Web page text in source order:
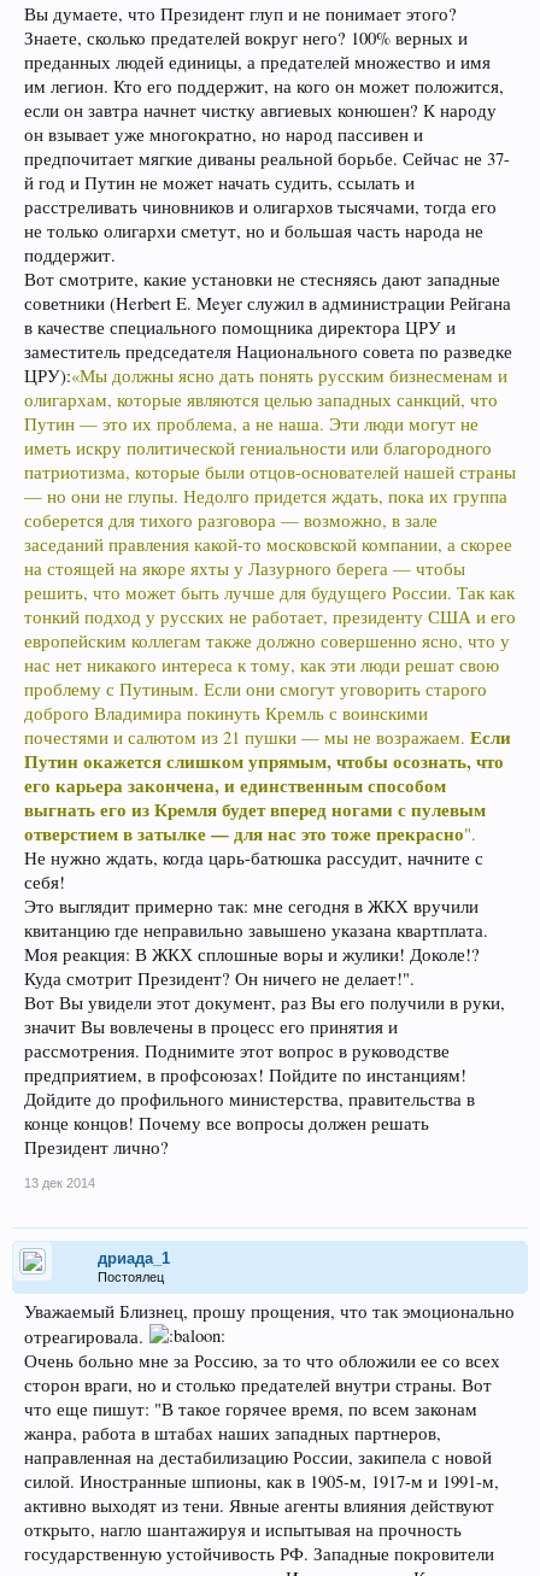
Вы думаете, что Президент глуп и не понимает этого?
Знаете, сколько предателей вокруг него? 100% верных и
преданных людей единицы, а предателей множество и имя
им легион. Кто его поддержит, на кого он может положится,
если он завтра начнет чистку авгиевых конюшен? К народу
он взывает уже многократно, но народ пассивен и
предпочитает мягкие диваны реальной борьбе. Сейчас не 37-
й год и Путин не может начать судить, ссылать и
расстреливать чиновников и олигархов тысячами, тогда его
не только олигархи сметут, но и большая часть народа не
поддержит.
Вот смотрите, какие установки не стесняясь дают западные
советники (Herbert E. Meyer служил в администрации Рейгана
в качестве специального помощника директора ЦРУ и
заместитель председателя Национального совета по разведке
ЦРУ):«Мы должны ясно дать понять русским бизнесменам и
олигархам, которые являются целью западных санкций, что
Путин — это их проблема, а не наша. Эти люди могут не
иметь искру политической гениальности или благородного
патриотизма, которые были отцов-основателей нашей страны
— но они не глупы. Недолго придется ждать, пока их группа
соберется для тихого разговора — возможно, в зале
заседаний правления какой-то московской компании, а скорее
на стоящей на якоре яхты у Лазурного берега — чтобы
решить, что может быть лучше для будущего России. Так как
тонкий подход у русских не работает, президенту США и его
европейским коллегам также должно совершенно ясно, что у
нас нет никакого интереса к тому, как эти люди решат свою
проблему с Путиным. Если они смогут уговорить старого
доброго Владимира покинуть Кремль с воинскими
почестями и салютом из 21 пушки — мы не возражаем. Если
Путин окажется слишком упрямым, чтобы осознать, что
его карьера закончена, и единственным способом
выгнать его из Кремля будет вперед ногами с пулевым
отверстием в затылке — для нас это тоже прекрасно".
Не нужно ждать, когда царь-батюшка рассудит, начните с
себя!
Это выглядит примерно так: мне сегодня в ЖКХ вручили
квитанцию где неправильно завышено указана квартплата.
Моя реакция: В ЖКХ сплошные воры и жулики! Доколе!?
Куда смотрит Президент? Он ничего не делает!".
Вот Вы увидели этот документ, раз Вы его получили в руки,
значит Вы вовлечены в процесс его принятия и
рассмотрения. Поднимите этот вопрос в руководстве
предприятием, в профсоюзах! Пойдите по инстанциям!
Дойдите до профильного министерства, правительства в
конце концов! Почему все вопросы должен решать
Президент лично?
13 дек 2014
дриада_1
Постоялец
Уважаемый Близнец, прошу прощения, что так эмоционально
отреагировала.
Очень больно мне за Россию, за то что обложили ее со всех
сторон враги, но и столько предателей внутри страны. Вот
что еще пишут: "В такое горячее время, по всем законам
жанра, работа в штабах наших западных партнеров,
направленная на дестабилизацию России, закипела с новой
силой. Иностранные шпионы, как в 1905-м, 1917-м и 1991-м,
активно выходят из тени. Явные агенты влияния действуют
открыто, нагло шантажируя и испытывая на прочность
государственную устойчивость РФ. Западные покровители